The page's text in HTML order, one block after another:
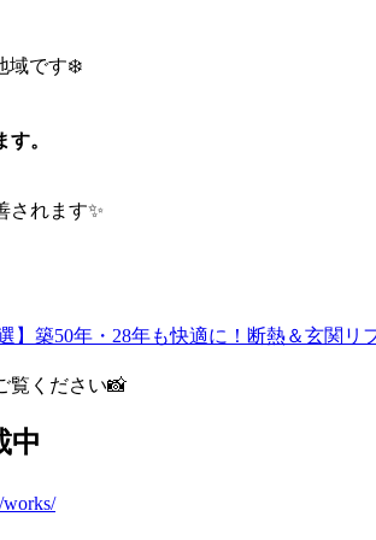
域です❄️
。
されます✨
】築50年・28年も快適に！断熱＆玄関リ
覧ください📸
中
works/